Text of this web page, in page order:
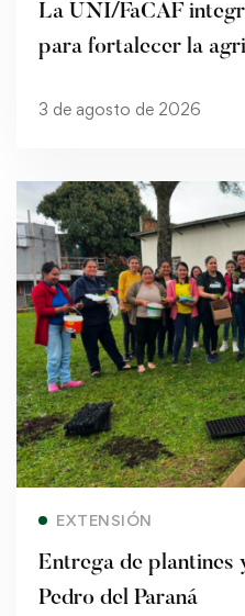
La UNI/FaCAF
para fortalecer la
3 de agosto de 2026
EXTENSIÓN
Entrega de plantines
Pedro del Paraná